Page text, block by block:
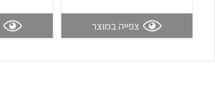
צפייה במוצר